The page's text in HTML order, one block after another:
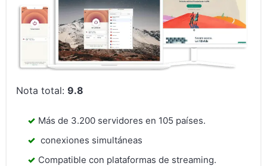
Nota total:9.8
Más de 3.200 servidores en 105 países.
conexiones simultáneas
Compatible con plataformas de streaming.